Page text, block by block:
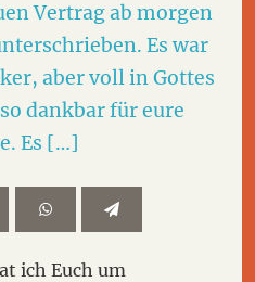
Vertrag ab morgen
Es war
aber voll in Gottes
dankbar für eure
Es […]
ich Euch um